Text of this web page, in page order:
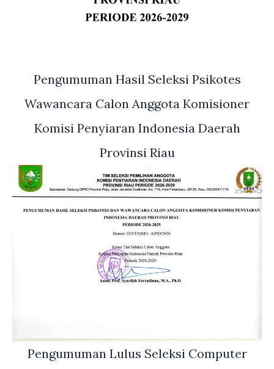
Pengumuman Hasil Seleksi Psikotes
Wawancara Calon Anggota Komisioner
Komisi Penyiaran Indonesia Daerah
Provinsi Riau
Pengumuman Lulus Seleksi Computer